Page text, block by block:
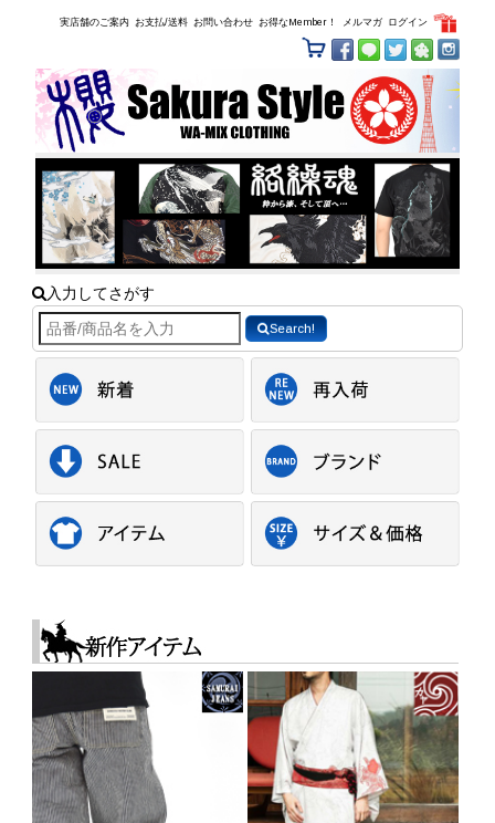
実店舗のご案内 お支払/送料 お問い合わせ お得なMember！ メルマガ ログイン
入力してさがす
Search!